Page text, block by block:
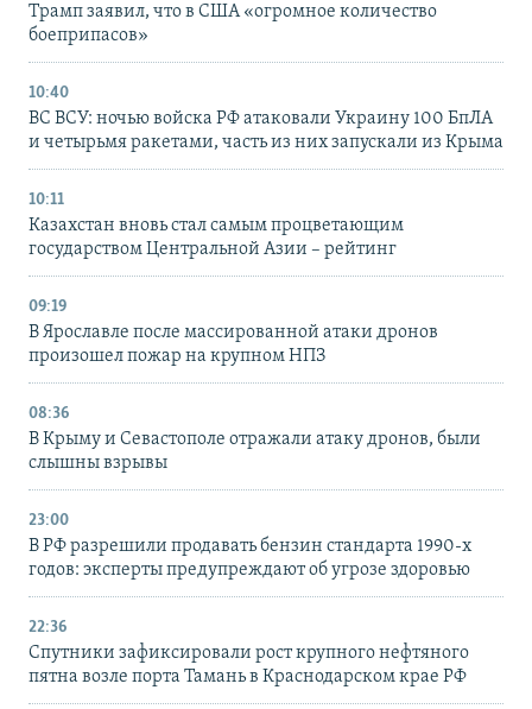
Трамп заявил, что в США «огромное количество
боеприпасов»
10:40
ВС ВСУ: ночью войска РФ атаковали Украину 100 БпЛА
и четырьмя ракетами, часть из них запускали из Крыма
10:11
Казахстан вновь стал самым процветающим
государством Центральной Азии – рейтинг
09:19
В Ярославле после массированной атаки дронов
произошел пожар на крупном НПЗ
08:36
В Крыму и Севастополе отражали атаку дронов, были
слышны взрывы
23:00
В РФ разрешили продавать бензин стандарта 1990-х
годов: эксперты предупреждают об угрозе здоровью
22:36
Спутники зафиксировали рост крупного нефтяного
пятна возле порта Тамань в Краснодарском крае РФ